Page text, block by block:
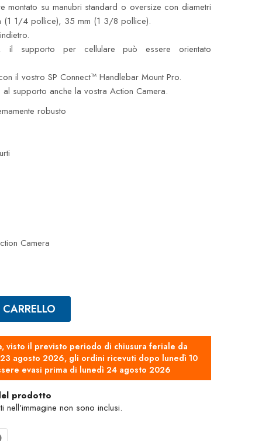
montato su manubri standard o oversize con diametri
(1 1/4 pollice), 35 mm (1 3/8 pollice).
il supporto per cellulare può essere orientato
il vostro SP Connect™ Handlebar Mount Pro.
supporto anche la vostra Action Camera.
robusto
Camera
visto il previsto periodo di chiusura feriale da
agosto 2026, gli ordini ricevuti dopo lunedì 10
evasi prima di lunedì 24 agosto 2026
prodotto
nell'immagine non sono inclusi.